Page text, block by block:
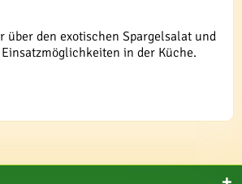
über den exotischen Spargelsalat und
in der Küche.